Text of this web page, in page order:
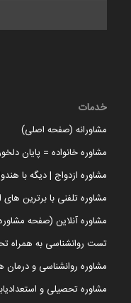
خدمات
مشاورانه (صفحه اصلی)
مشاوره خانواده = پایان
مشاوره ازدواج | دیگه با
مشاوره تلفنی با برترین های
مشاوره آنلاین (صفحه
تست روانشناسی به همراه
مشاوره روانشناسی و
مشاوره تحصیلی و